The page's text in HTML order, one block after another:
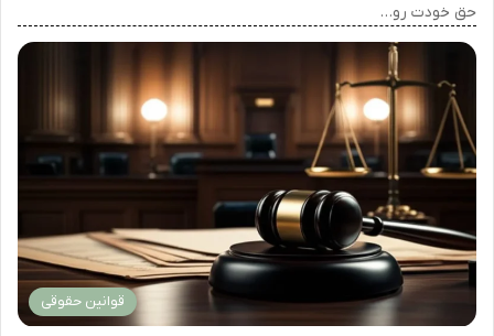
حق خودت رو…
قوانین حقوقی